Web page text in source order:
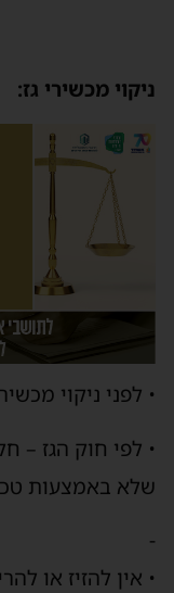
ניקוי מכשירי גז:
• לפני ניקוי
• לפי חוק הגז –
שלא באמצעות
-
• אין להזיז או